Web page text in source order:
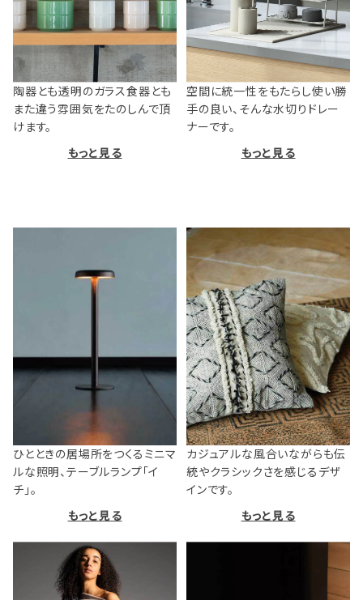
陶器とも透明のガラス食器とも
また違う雰囲気をたのしんで頂
けます。
もっと見る
空間に統一性をもたらし使い勝
手の良い、そんな水切りドレー
ナーです。
もっと見る
ひとときの居場所をつくるミニマ
ルな照明、テーブルランプ「イ
チ」。
もっと見る
カジュアルな風合いながらも伝
統やクラシックさを感じるデザ
インです。
もっと見る